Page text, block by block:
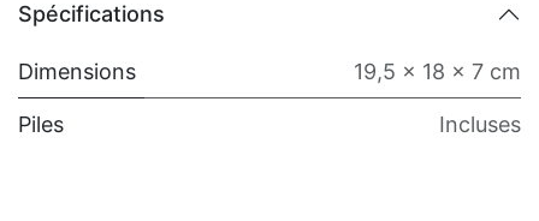
Spécifications
Dimensions 19,5 x 18 x 7 cm
Piles Incluses